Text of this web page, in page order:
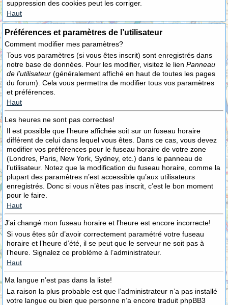
suppression des cookies peut les corriger.
Haut
Préférences et paramètres de l’utilisateur
Comment modifier mes paramètres?
Tous vos paramètres (si vous êtes inscrit) sont enregistrés dans
notre base de données. Pour les modifier, visitez le lien Panneau
de l’utilisateur (généralement affiché en haut de toutes les pages
du forum). Cela vous permettra de modifier tous vos paramètres
et préférences.
Haut
Les heures ne sont pas correctes!
Il est possible que l’heure affichée soit sur un fuseau horaire
différent de celui dans lequel vous êtes. Dans ce cas, vous devez
modifier vos préférences pour le fuseau horaire de votre zone
(Londres, Paris, New York, Sydney, etc.) dans le panneau de
l’utilisateur. Notez que la modification du fuseau horaire, comme la
plupart des paramètres n’est accessible qu’aux utilisateurs
enregistrés. Donc si vous n’êtes pas inscrit, c’est le bon moment
pour le faire.
Haut
J’ai changé mon fuseau horaire et l’heure est encore incorrecte!
Si vous êtes sûr d’avoir correctement paramétré votre fuseau
horaire et l’heure d’été, il se peut que le serveur ne soit pas à
l’heure. Signalez ce problème à l’administrateur.
Haut
Ma langue n’est pas dans la liste!
La raison la plus probable est que l’administrateur n’a pas installé
votre langue ou bien que personne n’a encore traduit phpBB3